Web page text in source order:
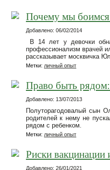
Почему мы боимся
Добавлено: 06/02/2014
В 14 лет у девочки
профессионализм врачей
рассказывает москвичка
Метки: личный опыт
Право быть
Добавлено: 13/07/2013
Полуторагодовалый сын
родителей к нему не
рядом с ребенком.
Метки: личный опыт
Риски вакцинации
Добавлено: 26/01/2021